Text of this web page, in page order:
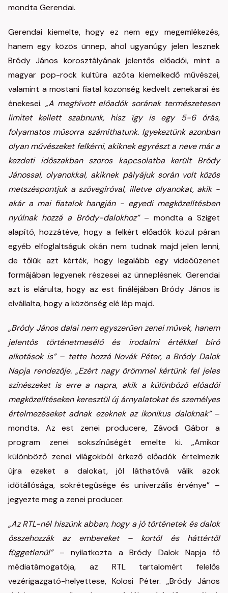
mondta Gerendai.
Gerendai kiemelte, hogy ez nem egy megemlékezés,
hanem egy közös ünnep, ahol ugyanúgy jelen lesznek
Bródy János korosztályának jelentős előadói, mint a
magyar pop-rock kultúra azóta kiemelkedő művészei,
valamint a mostani fiatal közönség kedvelt zenekarai és
énekesei. „A meghívott előadók sorának természetesen
limitet kellett szabnunk, hisz így is egy 5-6 órás,
folyamatos műsorra számíthatunk. Igyekeztünk azonban
olyan művészeket felkérni, akiknek egyrészt a neve már a
kezdeti időszakban szoros kapcsolatba került Bródy
Jánossal, olyanokkal, akiknek pályájuk során volt közös
metszéspontjuk a szövegíróval, illetve olyanokat, akik -
akár a mai fiatalok hangján - egyedi megközelítésben
nyúlnak hozzá a Bródy-dalokhoz”– mondta a Sziget
alapító, hozzátéve, hogy a felkért előadók közül páran
egyéb elfoglaltságuk okán nem tudnak majd jelen lenni,
de tőlük azt kérték, hogy legalább egy videóüzenet
formájában legyenek részesei az ünneplésnek. Gerendai
azt is elárulta, hogy az est fináléjában Bródy János is
elvállalta, hogy a közönség elé lép majd.
„Bródy János dalai nem egyszerűen zenei művek, hanem
jelentős történetmesélő és irodalmi értékkel bíró
alkotások is” – tette hozzá Novák Péter, a Bródy Dalok
Napja rendezője. „Ezért nagy örömmel kértünk fel jeles
színészeket is erre a napra, akik a különböző előadói
megközelítéseken keresztül új árnyalatokat és személyes
értelmezéseket adnak ezeknek az ikonikus daloknak”–
mondta. Az est zenei producere, Závodi Gábor a
program zenei sokszínűségét emelte ki. „Amikor
különböző zenei világokból érkező előadók értelmezik
újra ezeket a dalokat, jól láthatóvá válik azok
időtállósága, sokrétegűsége és univerzális érvénye” –
jegyezte meg a zenei producer.
„Az RTL-nél hiszünk abban, hogy a jó történetek és dalok
összehozzák az embereket – kortól és háttértől
függetlenül”– nyilatkozta a Bródy Dalok Napja fő
médiatámogatója, az RTL tartalomért felelős
vezérigazgató-helyettese, Kolosi Péter. „Bródy János